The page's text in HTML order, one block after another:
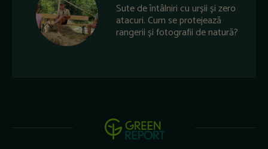
Sute de întâlniri cu urșii și zero
atacuri. Cum se protejează
rangerii și fotografii de natură?